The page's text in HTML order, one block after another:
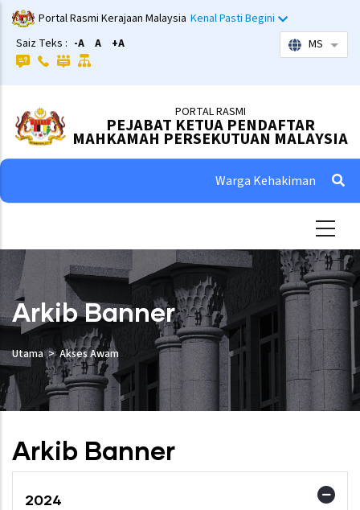
Skip
to
main
content
Portal Rasmi Kerajaan Malaysia Kenal Pasti Begini
Saiz Teks : -A A +A MS List
PORTAL RASMI
PEJABAT KETUA PENDAFTAR
MAHKAMAH PERSEKUTUAN MALAYSIA
Warga Kehakiman
Arkib Banner
Utama Akses Awam
Arkib Banner
2024